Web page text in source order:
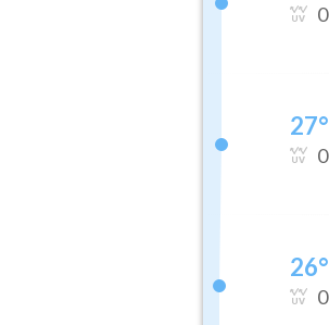
0
27°
0
26°
0